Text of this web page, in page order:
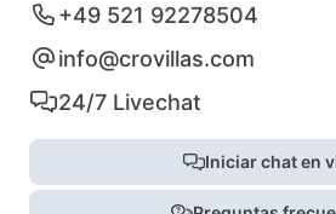
+49 521 92278504
info@crovillas.com
24/7 Livechat
Iniciar chat en